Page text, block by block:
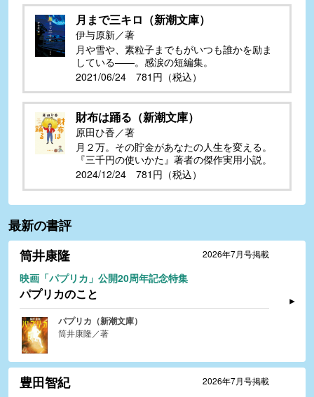
月まで三キロ（新潮文庫）
伊与原新／著
月や雪や、素粒子までもがいつも誰かを励ま
している――。感涙の短編集。
2021/06/24 781円（税込）
財布は踊る（新潮文庫）
原田ひ香／著
月２万。その貯金があなたの人生を変える。
『三千円の使いかた』著者の傑作実用小説。
2024/12/24 781円（税込）
最新の書評
2026年7月号掲載
筒井康隆
映画「パプリカ」公開20周年記念特集
パプリカのこと
パプリカ（新潮文庫）
筒井康隆／著
2026年7月号掲載
豊田智紀